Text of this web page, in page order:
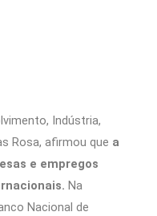
Indústria,
Rosa, afirmou que a
e empregos
Na
Nacional de